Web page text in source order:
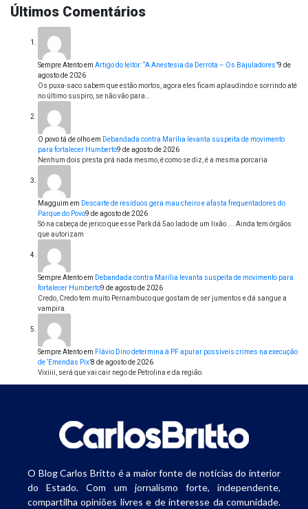
Últimos Comentários
Sempre Atentoem Artigo do leitor: “A Anestesia da Derrota – Os Bajuladores”9 de
agosto de 2026
Os puxa-saco sabem que estão mortos, agora eles ficam aplaudindo e sorrindo até
no último suspiro, se não vão para…
O povo tá de olhoem Debandada contra Marília levanta suspeita de movimento
para fortalecer Humberto9 de agosto de 2026
Nenhum dois presta prá nada mesmo, é como se diz, é a mesma porcaria
Magguim em Descarte de resíduos gera mau cheiro e afasta frequentadores do
Parque do Povo9 de agosto de 2026
Só na cabeça de jerico que esse Park dá 5ao lado de um lixão.... Ainda tem órgãos
que autorizam
Sempre Atentoem Debandada contra Marília levanta suspeita de movimento para
fortalecer Humberto9 de agosto de 2026
Credo, Credo tem muito Pernambuco que gostam de ser jumentos e dá sangue a
vampira.
Sempre Atentoem Flávio Dino determina à PF apurar possíveis crimes na execução
de ‘Emendas Pix’8 de agosto de 2026
Vixiiii, será que vai cair nego de Petrolina e da região.
O Blog Carlos Britto é a maior fonte de notícias do interior
do Estado. Com um jornalismo forte, independente,
compartilha opiniões livres e de interesse da comunidade.